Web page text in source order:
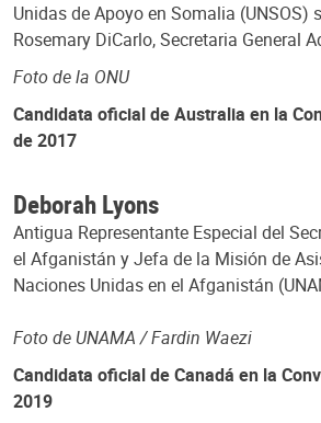
Unidas de Apoyo en Somalia (UNSOS)
Rosemary DiCarlo, Secretaria General
Foto de la ONU
Candidata oficial de Australia en la
de 2017
Deborah Lyons
Antigua Representante Especial del
el Afganistán y Jefa de la Misión de
Naciones Unidas en el Afganistán
Foto de UNAMA / Fardin Waezi
Candidata oficial de Canadá en la
2019